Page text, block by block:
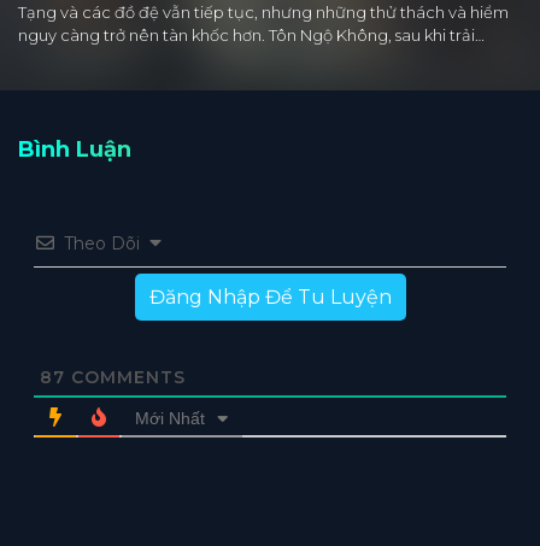
Tạng và các đồ đệ vẫn tiếp tục, nhưng những thử thách và hiểm
nguy càng trở nên tàn khốc hơn. Tôn Ngộ Không, sau khi trải…
Bình Luận
Theo Dõi
Đăng Nhập Để Tu Luyện
87 COMMENTS
Mới Nhất